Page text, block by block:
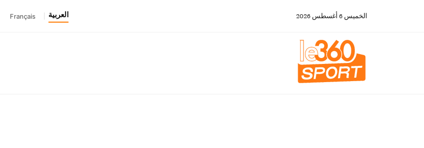
الخميس 6 أغسطس 2026 العربية Français